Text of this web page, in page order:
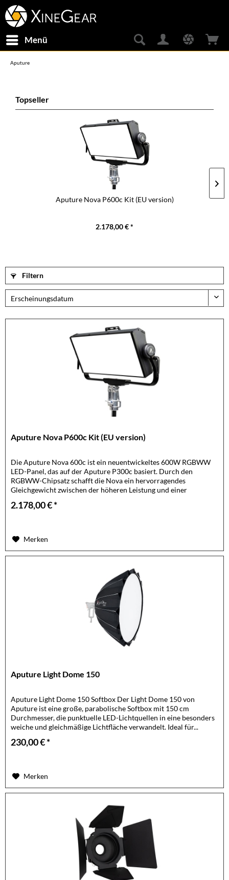
Menü
Aputure
Topseller
Aputure Nova P600c Kit (EU version)
2.178,00 € *
Filtern
Aputure Nova P600c Kit (EU version)
Die Aputure Nova 600c ist ein neuentwickeltes 600W RGBWW
LED-Panel, das auf der Aputure P300c basiert. Durch den
RGBWW-Chipsatz schafft die Nova ein hervorragendes
Gleichgewicht zwischen der höheren Leistung und einer
2.178,00 € *
Merken
Aputure Light Dome 150
Aputure Light Dome 150 Softbox Der Light Dome 150 von
Aputure ist eine große, parabolische Softbox mit 150 cm
Durchmesser, die punktuelle LED-Lichtquellen in eine besonders
weiche und gleichmäßige Lichtfläche verwandelt. Ideal für...
230,00 € *
Merken